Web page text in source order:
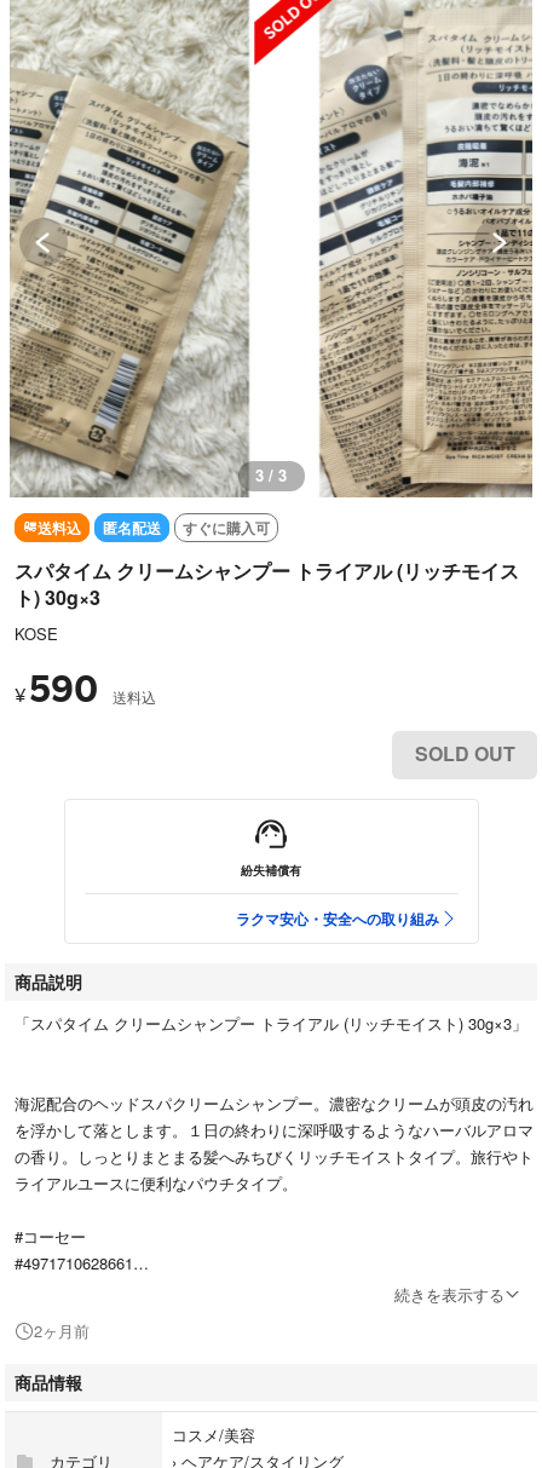
3 / 3
送料込 匿名配送 すぐに購入可
スパタイム クリームシャンプー トライアル (リッチモイス
ト) 30g×3
KOSE
¥ 590 送料込
SOLD OUT
紛失補償有
ラクマ安心・安全への取り組み
商品説明
「スパタイム クリームシャンプー トライアル (リッチモイスト) 30g×3」
海泥配合のヘッドスパクリームシャンプー。濃密なクリームが頭皮の汚れ
を浮かして落とします。１日の終わりに深呼吸するようなハーバルアロマ
の香り。しっとりまとまる髪へみちびくリッチモイストタイプ。旅行やト
ライアルユースに便利なパウチタイプ。
#コーセー
#4971710628661
#シャンプー
続きを表示する
2ヶ月前
商品情報
カテゴリ
コスメ/美容
› ヘアケア/スタイリング